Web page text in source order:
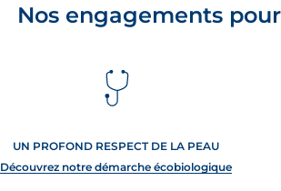
Nos engagements
UN PROFOND RESPECT DE LA PEAU
Découvrez notre démarche écobiologique